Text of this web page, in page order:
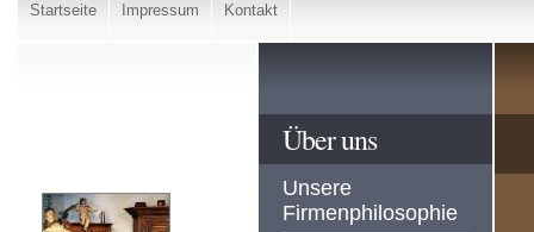
Startseite Impressum Kontakt
Über uns
Unsere
Firmenphilosophie